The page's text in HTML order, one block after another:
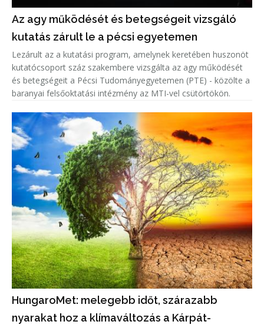
Az agy működését és betegségeit vizsgáló
kutatás zárult le a pécsi egyetemen
Lezárult az a kutatási program, amelynek keretében huszonöt
kutatócsoport száz szakembere vizsgálta az agy működését
és betegségeit a Pécsi Tudományegyetemen (PTE) - közölte a
baranyai felsőoktatási intézmény az MTI-vel csütörtökön.
HungaroMet: melegebb időt, szárazabb
nyarakat hoz a klímaváltozás a Kárpát-